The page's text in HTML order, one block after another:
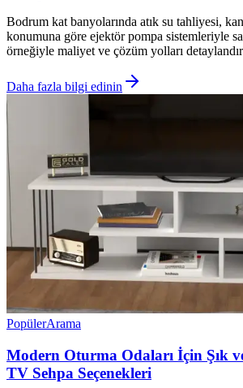
Bodrum kat banyolarında atık su tahliyesi,
konumuna göre ejektör pompa sistemleriyle
örneğiyle maliyet ve çözüm yolları
Daha fazla bilgi edinin
PopülerArama
Modern Oturma Odaları İçin Şık
TV Sehpa Seçenekleri